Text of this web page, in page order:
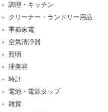
調理・キッチン
クリーナー・ランドリー用品
季節家電
空気清浄器
照明
理美容
時計
電池・電源タップ
雑貨